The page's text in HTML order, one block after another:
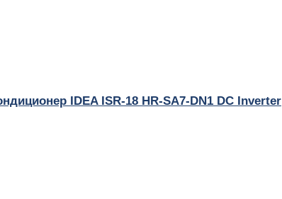
IDEA ISR-18 HR-SA7-DN1 DC Inverter